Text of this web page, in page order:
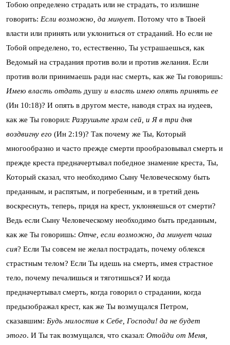
Тобою определено страдать или не страдать, то излишне
говорить: Если возможно, да минует. Потому что в Твоей
власти или принять или уклониться от страданий. Но если не
Тобой определено, то, естественно, Ты устрашаешься, как
Ведомый на страдания против воли и против желания. Если
против воли принимаешь ради нас смерть, как же Ты говоришь:
Имею власть отдать душу и власть имею опять принять ее
(Ин 10:18)? И опять в другом месте, наводя страх на иудеев,
как же Ты говорил: Разрушьте храм сей, и Я в три дня
воздвигну его (Ин 2:19)? Так почему же Ты, Который
многообразно и часто прежде смерти прообразовывал смерть и
прежде креста предначертывал победное знамение креста, Ты,
Который сказал, что необходимо Сыну Человеческому быть
преданным, и распятым, и погребенным, и в третий день
воскреснуть, теперь, придя на крест, уклоняешься от смерти?
Ведь если Сыну Человеческому необходимо быть преданным,
как же Ты говоришь: Отче, если возможно, да минует чаша
сия? Если Ты совсем не желал пострадать, почему облекся
страстным телом? Если Ты идешь на смерть, имея страстное
тело, почему печалишься и тяготишься? И когда
предначертывал смерть, когда говорил о страдании, когда
предызображал крест, как же Ты возмущался Петром,
сказавшим: Будь милостив к Себе, Господи! да не будет
этого. И Ты так возмущался, что сказал: Отойди от Меня,